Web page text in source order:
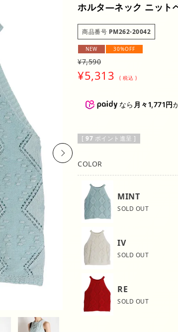
Next
ホルタ―ネック ニット
商品番号 PM262-20042
NEW 30%OFF
¥7,590
¥5,313 税込
なら 月々1,771円
[ 97 ポイント進呈 ]
COLOR
MINT
SOLD OUT
IV
SOLD OUT
RE
SOLD OUT